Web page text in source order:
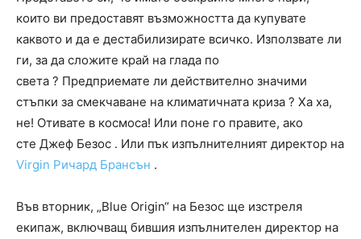
които ви предоставят възможността да купувате
каквото и да е дестабилизирате всичко. Използвате ли
ги, за да сложите край на глада по
света ? Предприемате ли действително значими
стъпки за смекчаване на климатичната криза ? Ха ха,
не! Отивате в космоса! Или поне го правите, ако
сте Джеф Безос . Или пък изпълнителният директор на
Virgin Ричард Брансън .
Във вторник, „Blue Origin“ на Безос ще изстреля
екипаж, включващ бившия изпълнителен директор на